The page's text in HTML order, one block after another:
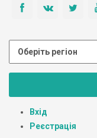
Вхід
Реєстрація